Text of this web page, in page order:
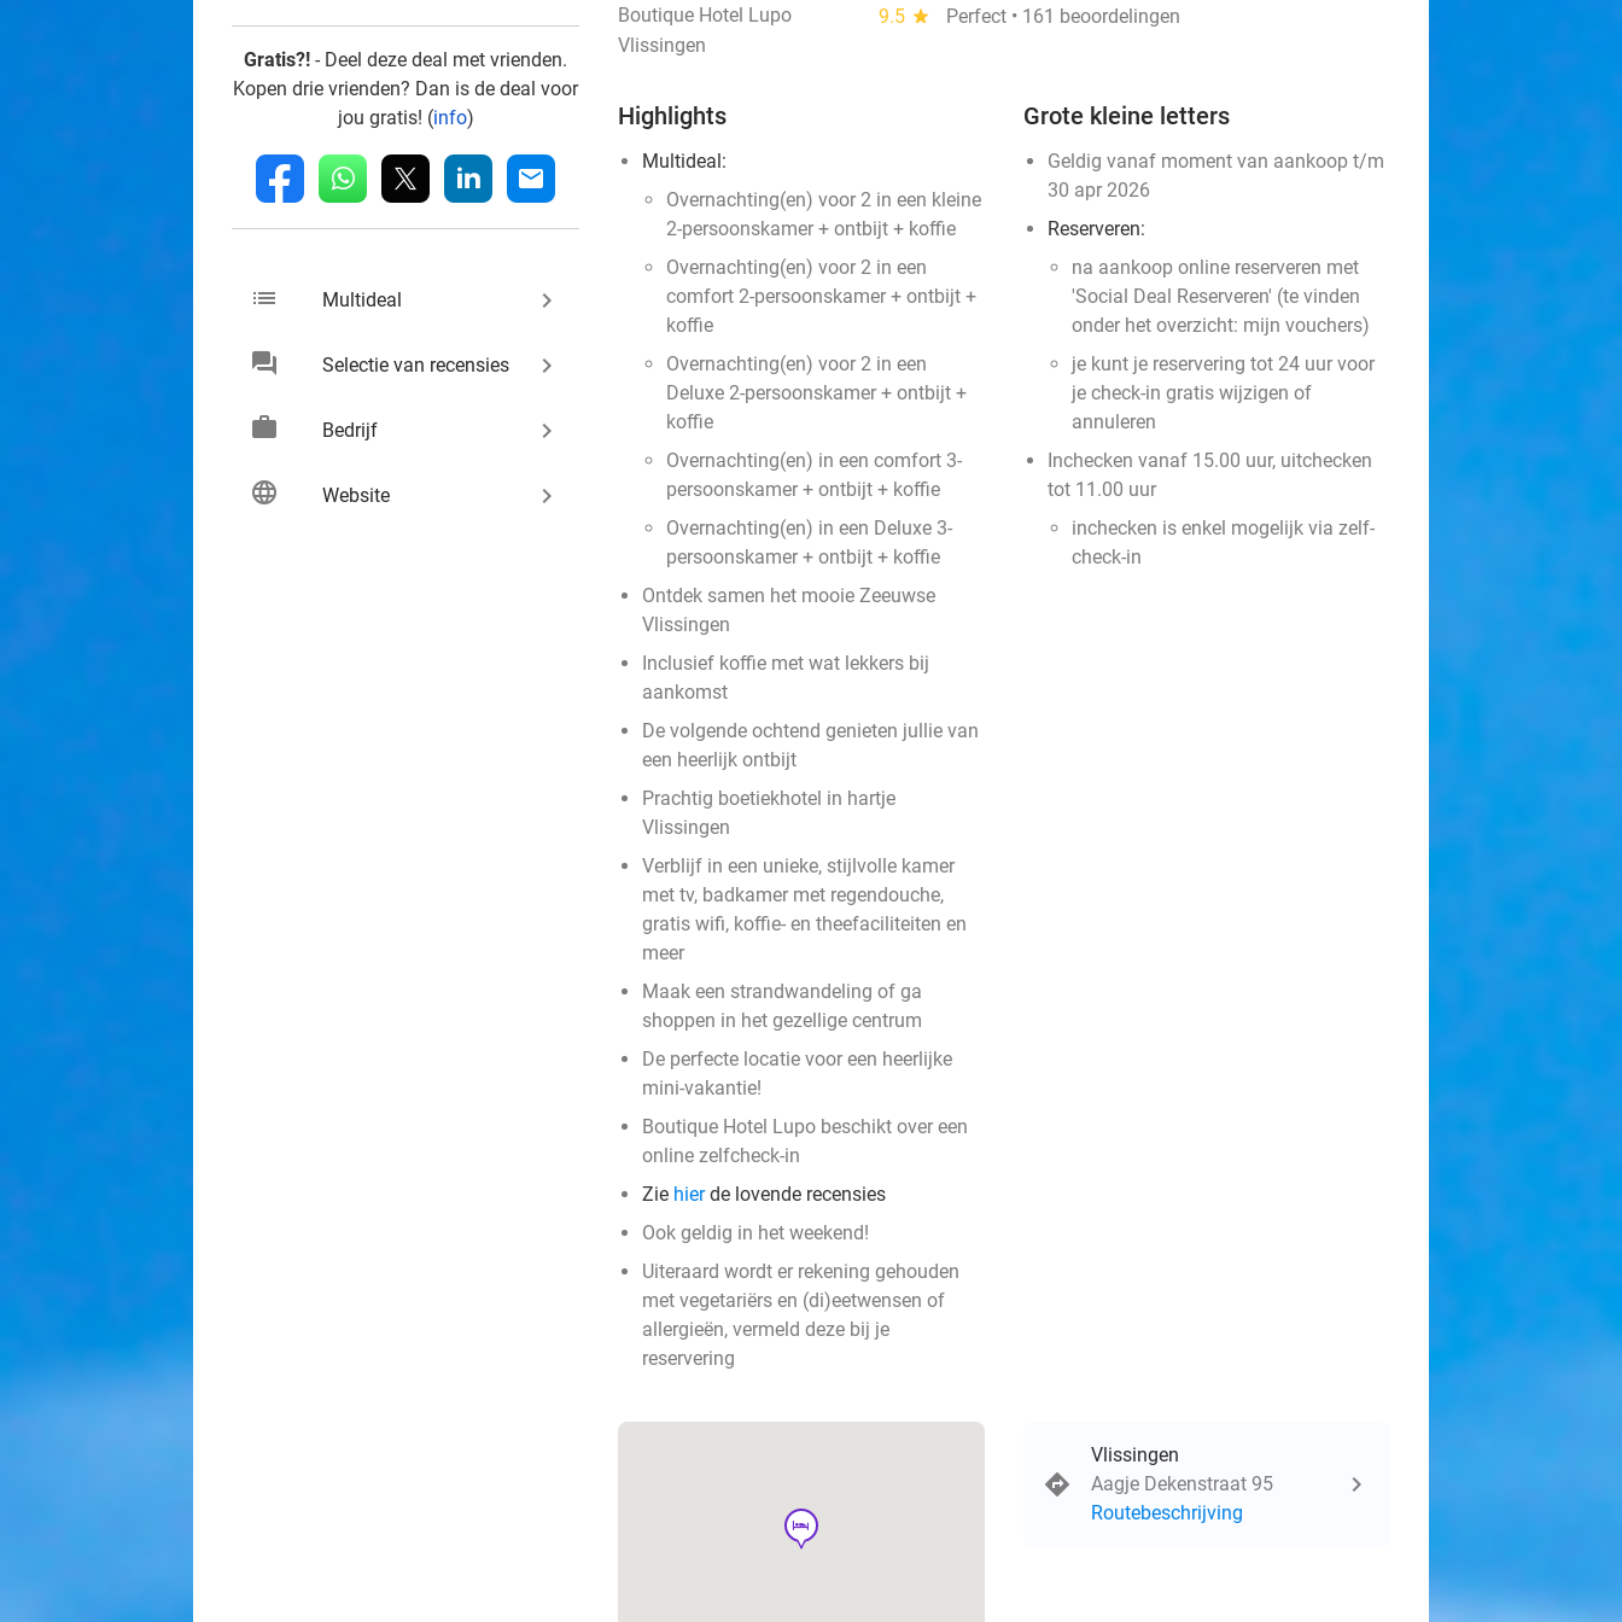
Gratis?! - Deel deze deal met vrienden.
Kopen drie vrienden? Dan is de deal voor
jou gratis! (info)
fb whatsapp linkedin mail
list Multideal keyboard_arrow_right
chat Selectie van recensies keyboard_arrow_right
work Bedrijf keyboard_arrow_right
language Website keyboard_arrow_right
Boutique Hotel Lupo 9.5 star
Perfect • 161 beoordelingen
Vlissingen
Highlights
Multideal:
Overnachting(en) voor 2 in een kleine
2-persoonskamer + ontbijt + koffie
Overnachting(en) voor 2 in een
comfort 2-persoonskamer + ontbijt +
koffie
Overnachting(en) voor 2 in een
Deluxe 2-persoonskamer + ontbijt +
koffie
Overnachting(en) in een comfort 3-
persoonskamer + ontbijt + koffie
Overnachting(en) in een Deluxe 3-
persoonskamer + ontbijt + koffie
Ontdek samen het mooie Zeeuwse
Vlissingen
Inclusief koffie met wat lekkers bij
aankomst
De volgende ochtend genieten jullie van
een heerlijk ontbijt
Prachtig boetiekhotel in hartje
Vlissingen
Verblijf in een unieke, stijlvolle kamer
met tv, badkamer met regendouche,
gratis wifi, koffie- en theefaciliteiten en
meer
Maak een strandwandeling of ga
shoppen in het gezellige centrum
De perfecte locatie voor een heerlijke
mini-vakantie!
Boutique Hotel Lupo beschikt over een
online zelfcheck-in
Zie hierde lovende recensies
Ook geldig in het weekend!
Uiteraard wordt er rekening gehouden
met vegetariërs en (di)eetwensen of
allergieën, vermeld deze bij je
reservering
Grote kleine letters
Geldig vanaf moment van aankoop t/m
30 apr 2026
Reserveren:
na aankoop online reserveren met
'Social Deal Reserveren' (te vinden
onder het overzicht: mijn vouchers)
je kunt je reservering tot 24 uur voor
je check-in gratis wijzigen of
annuleren
Inchecken vanaf 15.00 uur, uitchecken
tot 11.00 uur
inchecken is enkel mogelijk via zelf-
check-in
hotel
Vlissingen
Aagje Dekenstraat 95
Routebeschrijving